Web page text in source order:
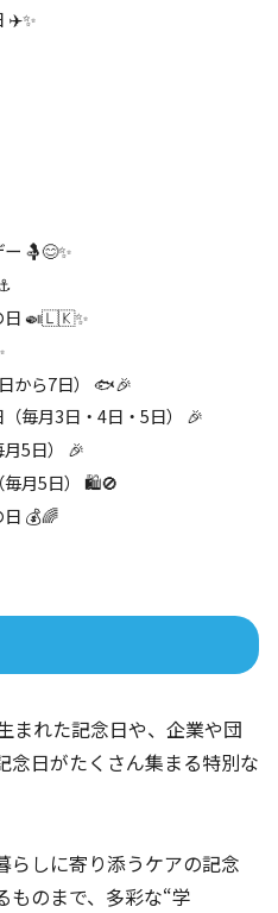
✈️✨
🤱😊✨
日 🍛🇱🇰✨
から7日） 🐟🎉
毎月3日・4日・5日） 🎉
5日） 🎉
毎月5日） 🛍️🚫
💰🌈
まれた記念日や、企業や団
念日がたくさん集まる特別な
らしに寄り添うケアの記念
ものまで、多彩な“学